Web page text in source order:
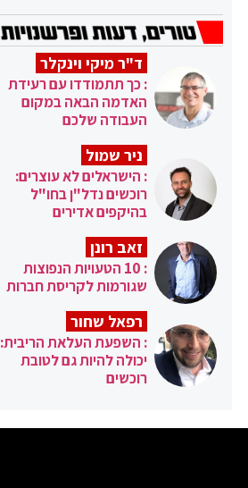
ד"ר מיקי וינקלר
: כך תתמודדו עם רעידת
האדמה הבאה במקום
העבודה שלכם
ניר שמול
: הישראלים לא עוצרים:
רוכשים נדל"ן בחו"ל
בהיקפים אדירים
זאב רונן
: 10 הטעויות הנפוצות
שגורמות לקריסת חברות
רפאל שחור
: השפעת העלאת הריבית:
יכולה להיות גם לטובת
רוכשים